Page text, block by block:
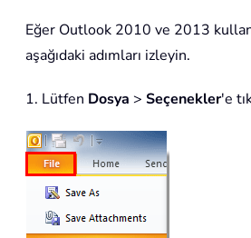
Eğer Outlook 2010 ve 2013
aşağıdaki adımları izleyin.
1. Lütfen Dosya > Seçenekler'e